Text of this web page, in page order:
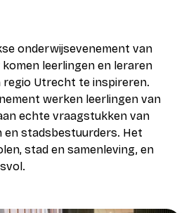
onderwijsevenement van
komen leerlingen en leraren
regio Utrecht te inspireren.
werken leerlingen van
echte vraagstukken van
en stadsbestuurders. Het
stad en samenleving, en